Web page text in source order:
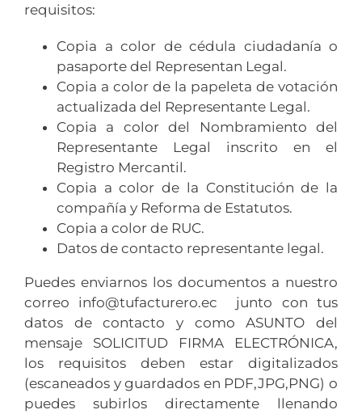
requisitos:
Copia a color de cédula ciudadanía o
pasaporte del Representan Legal.
Copia a color de la papeleta de votación
actualizada del Representante Legal.
Copia a color del Nombramiento del
Representante Legal inscrito en el
Registro Mercantil.
Copia a color de la Constitución de la
compañía y Reforma de Estatutos.
Copia a color de RUC.
Datos de contacto representante legal.
Puedes enviarnos los documentos a nuestro
correo info@tufacturero.ec junto con tus
datos de contacto y como ASUNTO del
mensaje SOLICITUD FIRMA ELECTRÓNICA,
los requisitos deben estar digitalizados
(escaneados y guardados en PDF,JPG,PNG) o
puedes subirlos directamente llenando